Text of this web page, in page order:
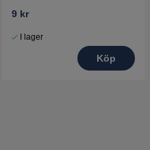
9 kr
I lager
Köp